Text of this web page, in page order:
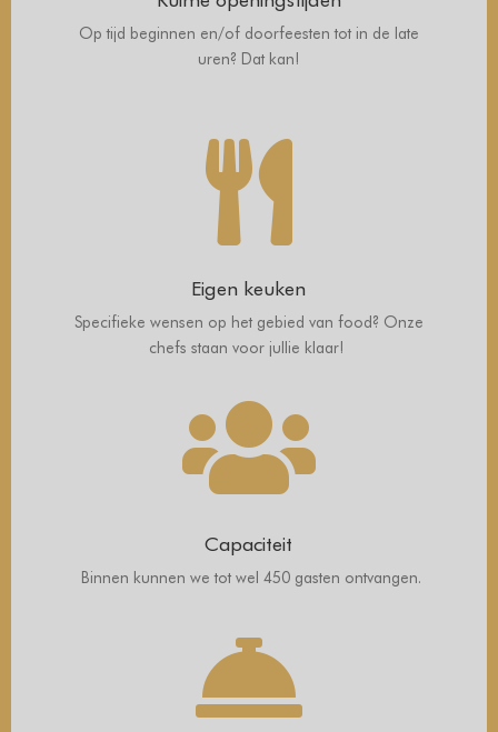
Op tijd beginnen en/of doorfeesten tot in de late
uren? Dat kan!

Eigen keuken
Specifieke wensen op het gebied van food? Onze
chefs staan voor jullie klaar!

Capaciteit
Binnen kunnen we tot wel 450 gasten ontvangen.
